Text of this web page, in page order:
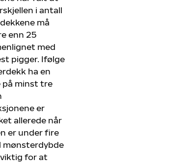
i antall
må
enn 25
med
pigger. Ifølge
ha en
på minst tre
er
allerede når
er under fire
mønsterdybde
for at